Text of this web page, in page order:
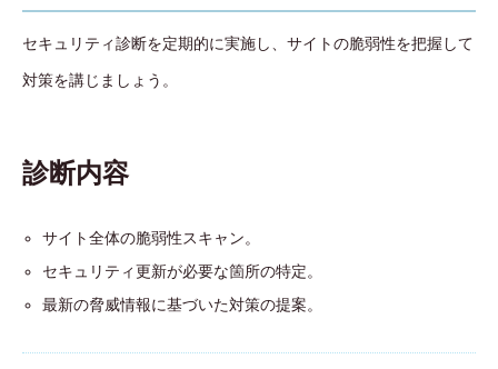
セキュリティ診断を定期的に実施し、サイトの脆弱性を把握して
対策を講じましょう。
診断内容
サイト全体の脆弱性スキャン。
セキュリティ更新が必要な箇所の特定。
最新の脅威情報に基づいた対策の提案。